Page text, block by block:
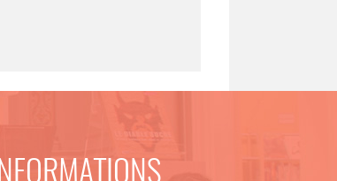
INFORMATIONS